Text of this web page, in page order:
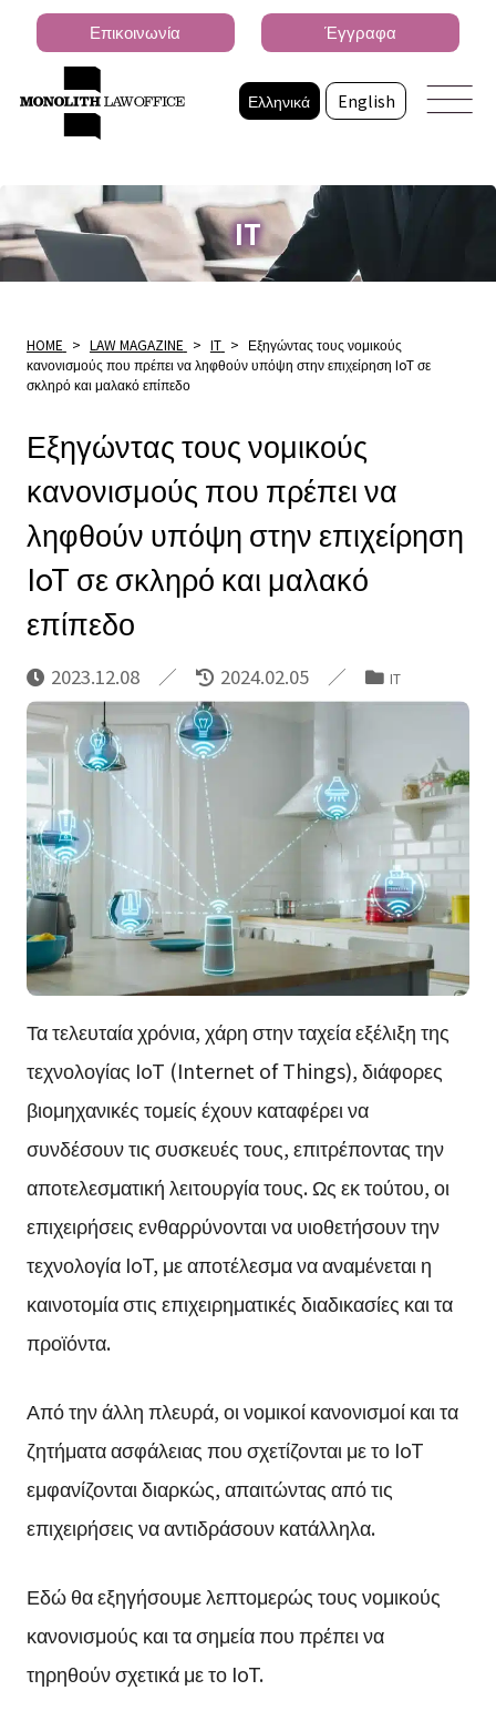
Ελληνικά English
Επικοινωνία Έγγραφα
IT
HOME > LAW MAGAZINE > IT > Εξηγώντας τους νομικούς
κανονισμούς που πρέπει να ληφθούν υπόψη στην επιχείρηση IoT σε
σκληρό και μαλακό επίπεδο
Εξηγώντας τους νομικούς
κανονισμούς που πρέπει να
ληφθούν υπόψη στην επιχείρηση
IoT σε σκληρό και μαλακό
επίπεδο
2023.12.08 2024.02.05 IT
Τα τελευταία χρόνια, χάρη στην ταχεία εξέλιξη της
τεχνολογίας IoT (Internet of Things), διάφορες
βιομηχανικές τομείς έχουν καταφέρει να
συνδέσουν τις συσκευές τους, επιτρέποντας την
αποτελεσματική λειτουργία τους. Ως εκ τούτου, οι
επιχειρήσεις ενθαρρύνονται να υιοθετήσουν την
τεχνολογία IoT, με αποτέλεσμα να αναμένεται η
καινοτομία στις επιχειρηματικές διαδικασίες και τα
προϊόντα.
Από την άλλη πλευρά, οι νομικοί κανονισμοί και τα
ζητήματα ασφάλειας που σχετίζονται με το IoT
εμφανίζονται διαρκώς, απαιτώντας από τις
επιχειρήσεις να αντιδράσουν κατάλληλα.
Εδώ θα εξηγήσουμε λεπτομερώς τους νομικούς
κανονισμούς και τα σημεία που πρέπει να
τηρηθούν σχετικά με το IoT.